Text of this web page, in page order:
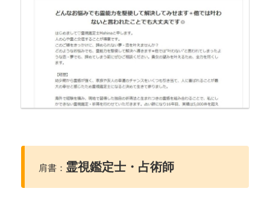
肩書： 霊視鑑定士・占術師